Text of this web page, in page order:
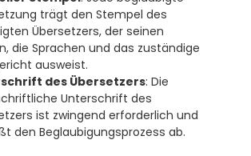
trägt den Stempel des
Übersetzers, der seinen
die Sprachen und das zuständige
ausweist.
des Übersetzers: Die
Unterschrift des
ist zwingend erforderlich und
den Beglaubigungsprozess ab.